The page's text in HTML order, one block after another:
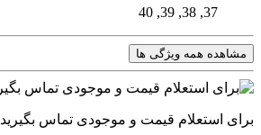
37, 38, 39, 40
مشاهده همه ویژگی ها
برای استعلام قیمت و موجودی تماس بگیرید